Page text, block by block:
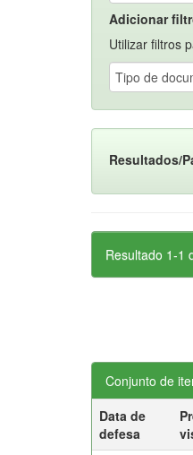
Adicionar
Utilizar filtros
Resultados/
Resultado 1-1
Conjunto de
Data de
defesa